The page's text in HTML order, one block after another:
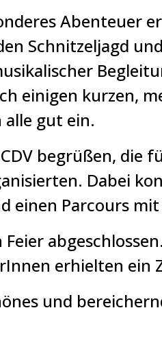
Abenteuer
Schnitzeljagd
einigen kurzen,
gut ein.
begrüßen, die
Dabei
Parcours
erhielten
und